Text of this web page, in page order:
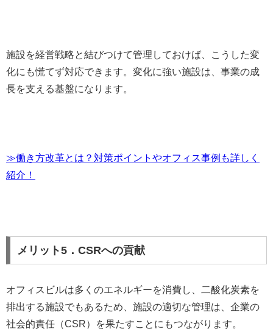
施設を経営戦略と結びつけて管理しておけば、こうした変
化にも慌てず対応できます。変化に強い施設は、事業の成
長を支える基盤になります。
≫働き方改革とは？対策ポイントやオフィス事例も詳しく
紹介！
メリット5．CSRへの貢献
オフィスビルは多くのエネルギーを消費し、二酸化炭素を
排出する施設でもあるため、施設の適切な管理は、企業の
社会的責任（CSR）を果たすことにもつながります。